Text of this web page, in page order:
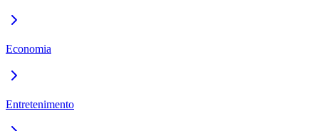
Economia
Entretenimento